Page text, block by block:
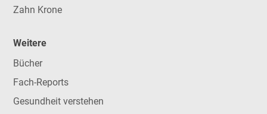
Zahn Krone
Weitere
Bücher
Fach-Reports
Gesundheit verstehen